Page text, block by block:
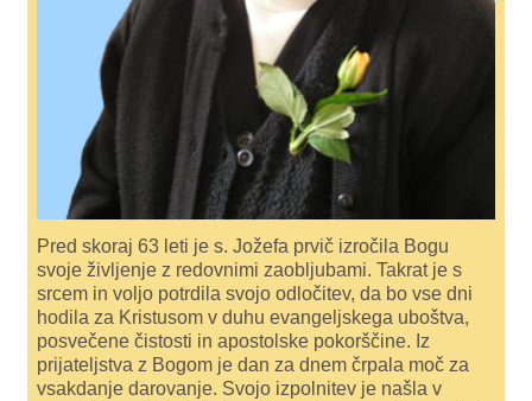
Pred skoraj 63 leti je s. Jožefa prvič izročila Bogu
svoje življenje z redovnimi zaobljubami. Takrat je s
srcem in voljo potrdila svojo odločitev, da bo vse dni
hodila za Kristusom v duhu evangeljskega uboštva,
posvečene čistosti in apostolske pokorščine. Iz
prijateljstva z Bogom je dan za dnem črpala moč za
vsakdanje darovanje. Svojo izpolnitev je našla v